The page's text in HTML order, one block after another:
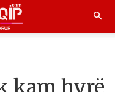
kam hyrë